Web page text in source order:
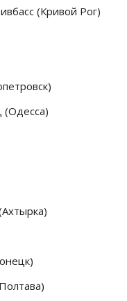
(Кривой Рог)
(Одесса)